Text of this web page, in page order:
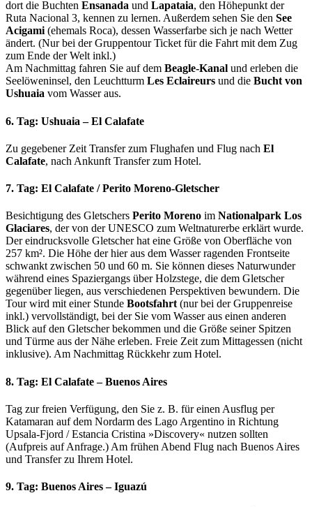
dort die Buchten Ensanada und Lapataia, den Höhepunkt der
Ruta Nacional 3, kennen zu lernen. Außerdem sehen Sie den See
Acigami(ehemals Roca), dessen Wasserfarbe sich je nach Wetter
ändert. (Nur bei der Gruppentour Ticket für die Fahrt mit dem Zug
zum Ende der Welt inkl.)
Am Nachmittag fahren Sie auf dem Beagle-Kanal und erleben die
Seelöweninsel, den Leuchtturm Les Eclaireurs und die Bucht von
Ushuaia vom Wasser aus.
6. Tag: Ushuaia – El Calafate
Zu gegebener Zeit Transfer zum Flughafen und Flug nach El
Calafate, nach Ankunft Transfer zum Hotel.
7. Tag: El Calafate / Perito Moreno-Gletscher
Besichtigung des Gletschers Perito Moreno im Nationalpark Los
Glaciares, der von der UNESCO zum Weltnaturerbe erklärt wurde.
Der eindrucksvolle Gletscher hat eine Größe von Oberfläche von
257 km². Die Höhe der hier aus dem Wasser ragenden Frontseite
schwankt zwischen 50 und 60 m. Sie können dieses Naturwunder
während eines Spaziergangs über Holzstege, die dem Gletscher
gegenüber liegen, aus verschiedenen Perspektiven bewundern. Die
Tour wird mit einer Stunde Bootsfahrt(nur bei der Gruppenreise
inkl.) vervollständigt, bei der Sie vom Wasser aus einen anderen
Blick auf den Gletscher bekommen und die Größe seiner Spitzen
und Türme aus der Nähe erleben. Freie Zeit zum Mittagessen (nicht
inklusive). Am Nachmittag Rückkehr zum Hotel.
8. Tag: El Calafate – Buenos Aires
Tag zur freien Verfügung, den Sie z. B. für einen Ausflug per
Katamaran auf dem Nordarm des Lago Argentino in Richtung
Upsala-Fjord / Estancia Cristina »Discovery« nutzen sollten
(Aufpreis auf Anfrage.) Am frühen Abend Flug nach Buenos Aires
und Transfer zu Ihrem Hotel.
9. Tag: Buenos Aires – Iguazú